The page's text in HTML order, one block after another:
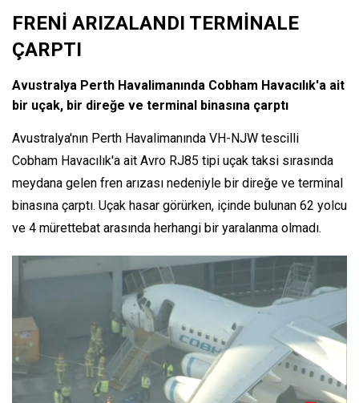
FRENİ ARIZALANDI TERMİNALE
ÇARPTI
Avustralya Perth Havalimanında Cobham Havacılık'a ait
bir uçak, bir direğe ve terminal binasına çarptı
Avustralya'nın Perth Havalimanında VH-NJW tescilli
Cobham Havacılık'a ait Avro RJ85 tipi uçak taksi sırasında
meydana gelen fren arızası nedeniyle bir direğe ve terminal
binasına çarptı. Uçak hasar görürken, içinde bulunan 62 yolcu
ve 4 mürettebat arasında herhangi bir yaralanma olmadı.